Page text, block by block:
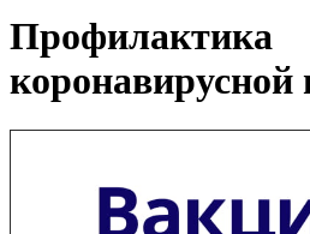
Профилактика